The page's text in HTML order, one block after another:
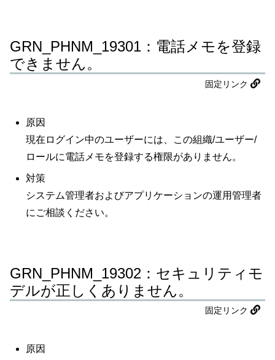
GRN_PHNM_19301：電話メモを登録
できません。
固定リンク
原因
現在ログイン中のユーザーには、この組織/ユーザー/
ロールに電話メモを登録する権限がありません。
対策
システム管理者およびアプリケーションの運用管理者
にご相談ください。
GRN_PHNM_19302：セキュリティモ
デルが正しくありません。
固定リンク
原因